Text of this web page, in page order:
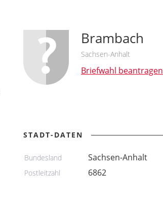
Brambach
Sachsen-Anhalt
Briefwahl beantragen
STADT-DATEN
Bundesland Sachsen-Anhalt
Postleitzahl 6862